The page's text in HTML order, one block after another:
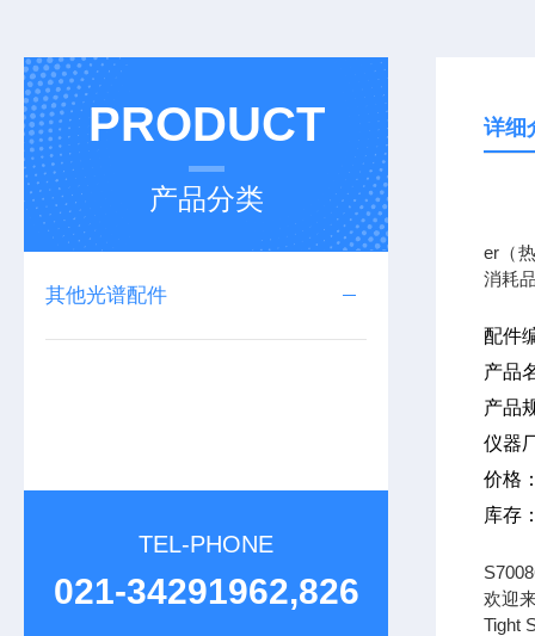
PRODUCT
产品分类
其他光谱配件
TEL-PHONE
021-34291962,826
详细
er（
消耗
配件
产品
产品
仪器
价格
库存
欢迎
Tight